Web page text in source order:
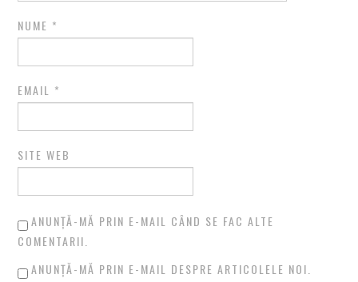
NUME *
EMAIL *
SITE WEB
ANUNȚĂ-MĂ PRIN E-MAIL CÂND SE FAC ALTE
COMENTARII.
ANUNȚĂ-MĂ PRIN E-MAIL DESPRE ARTICOLELE NOI.